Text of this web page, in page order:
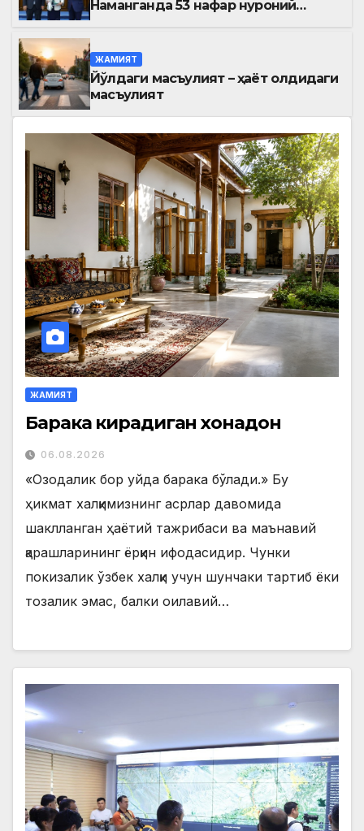
Наманганда 53 нафар нуроний
ЖАМИЯТ
Йўлдаги масъулият – ҳаёт олдидаги
масъулият
ЖАМИЯТ
Барака кирадиган хонадон
06.08.2026
«Озодалик бор уйда барака бўлади.» Бу
ҳикмат халқимизнинг асрлар давомида
шаклланган ҳаётий тажрибаси ва маънавий
қарашларининг ёрқин ифодасидир. Чунки
покизалик ўзбек халқи учун шунчаки тартиб ёки
тозалик эмас, балки оилавий…